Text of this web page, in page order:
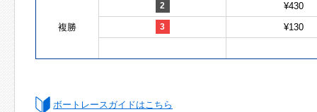
複勝
2 ¥430
3 ¥130
ボートレースガイドはこちら